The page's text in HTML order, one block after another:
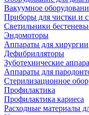
Вакуумное
Приборы для чистки и
Светильники
Эндомоторы
Аппараты для хирургии
Дефибрилляторы
Зуботехнические
Аппараты для
Стерилизационное
Профилактика
Профилактика кариеса
Расходные материалы